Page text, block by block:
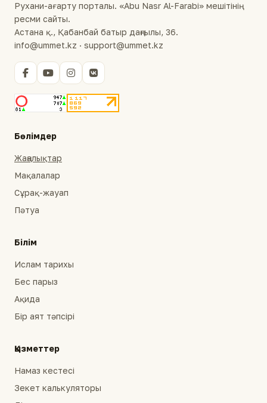
Рухани-ағарту порталы. «Abu Nasr Al-Farabi» мешітінің
ресми сайты.
Астана қ., Қабанбай батыр даңғылы, 36.
info@ummet.kz · support@ummet.kz
Бөлімдер
Жаңалықтар
Мақалалар
Сұрақ-жауап
Пәтуа
Білім
Ислам тарихы
Бес парыз
Ақида
Бір аят тәпсірі
Қызметтер
Намаз кестесі
Зекет калькуляторы